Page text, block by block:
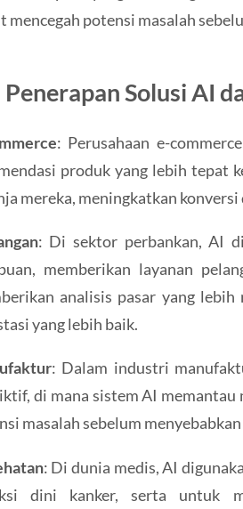
mencegah potensi masalah
Solusi AI
: Perusahaan e-
produk yang lebih tepat
mereka, meningkatkan konversi
: Di sektor perbankan, AI
memberikan layanan
analisis pasar yang
yang lebih baik.
: Dalam industri
di mana sistem AI
masalah sebelum
: Di dunia medis, AI
dini kanker, serta untuk